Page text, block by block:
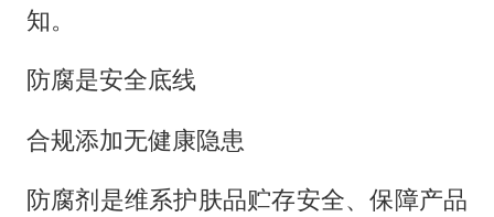
知。
防腐是安全底线
合规添加无健康隐患
防腐剂是维系护肤品贮存安全、保障产品